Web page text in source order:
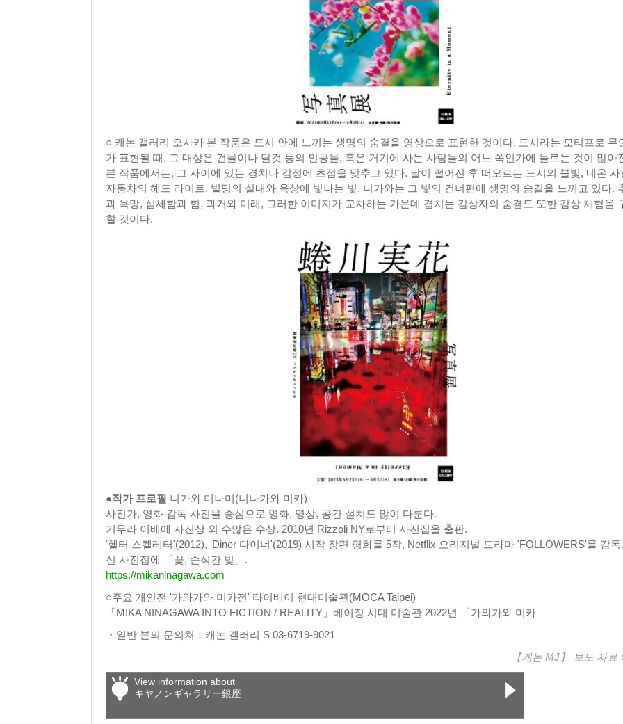
○ 캐논 갤러리 오사카 본 작품은 도시 안에 느끼는 생명의 숨결을 영상으로 표현한 것이다. 도시라는 모티프로 무
가 표현될 때, 그 대상은 건물이나 탈것 등의 인공물, 혹은 거기에 사는 사람들의 어느 쪽인가에 들르는 것이 많아
본 작품에서는, 그 사이에 있는 경치나 감정에 초점을 맞추고 있다. 날이 떨어진 후 떠오르는 도시의 불빛, 네온 사
자동차의 헤드 라이트, 빌딩의 실내와 옥상에 빛나는 빛. 니가와는 그 빛의 건너편에 생명의 숨결을 느끼고 있다.
과 욕망, 섬세함과 힘, 과거와 미래, 그러한 이미지가 교차하는 가운데 겹치는 감상자의 숨결도 또한 감상 체험을
할 것이다.
●작가 프로필 니가와 미나미(니나가와 미카)
사진가, 영화 감독 사진을 중심으로 영화, 영상, 공간 설치도 많이 다룬다.
기무라 이베에 사진상 외 수많은 수상. 2010년 Rizzoli NY로부터 사진집을 출판.
'헬터 스켈레터'(2012), 'Diner 다이너'(2019) 시작 장편 영화를 5작, Netflix 오리지널 드라마 'FOLLOWERS'를 감독
신 사진집에 「꽃, 순식간 빛」.
https://mikaninagawa.com
○주요 개인전 '가와가와 미카전' 타이베이 현대미술관(MOCA Taipei)
「MIKA NINAGAWA INTO FICTION / REALITY」베이징 시대 미술관 2022년 「가와가와 미카
・일반 분의 문의처：캐논 갤러리 S 03-6719-9021
【캐논 MJ】
보도 자료
View information about
キヤノンギャラリー銀座